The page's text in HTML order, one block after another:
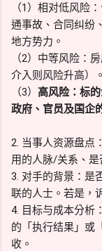
（1）相对低风险
通事故、合同纠纷
地方势力。
（2）中等风险：
介入则风险升高）。
（3） 高风险：标
政府、官员及国企
2. 当事人资源盘点
用的人脉/关系、是
3. 对手的背景：是
联的人士。若是，
4. 目标与成本分析
的「执行结果」或
收。